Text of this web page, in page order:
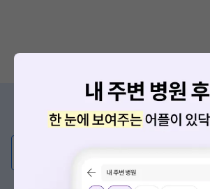
증상/치료, 궁금한 점이
의사가 직접 답해드려요!
혹은, 의료상담 서비스에 다양한 게시